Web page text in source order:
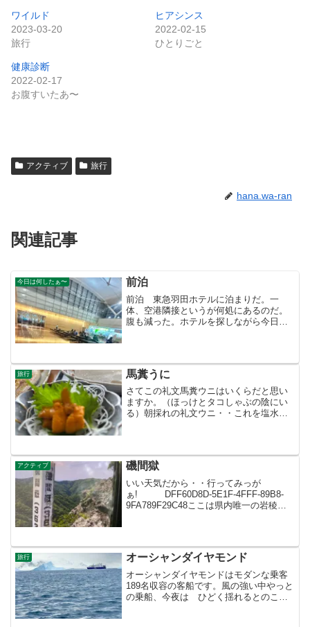
ワイルド
2023-03-20
旅行
ヒアシンス
2022-02-15
ひとりごと
健康診断
2022-02-17
お腹すいたあ〜
アクティブ 旅行
hana.wa-ran
関連記事
今日は何したぁ〜 前泊
前泊 東急羽田ホテルに泊まりだ。一
体、空港隣接というが何処にあるのだ。
腹も減った。ホテルを探しながら今日を
鍋を振る。大丈夫なのだろう...
旅行 馬糞うに
さてこの礼文馬糞ウニはいくらだと思い
ますか。（ほっけとタコしゃぶの陰にい
る）朝採れの礼文ウニ・・これを塩水で
端・・もう来ることはない！...
アクティブ 磯間獄
いい天気だから・・行ってみっが
ぁ! DFF60D8D-5E1F-4FFF-89B8-
9FA789F29C48ここは県内唯一の岩稜を
旅行 オーシャンダイヤモンド
オーシャンダイヤモンドはモダンな乗客
189名収容の客船です。風の強い中やっと
の乗船、今夜は ひどく揺れるとのこと